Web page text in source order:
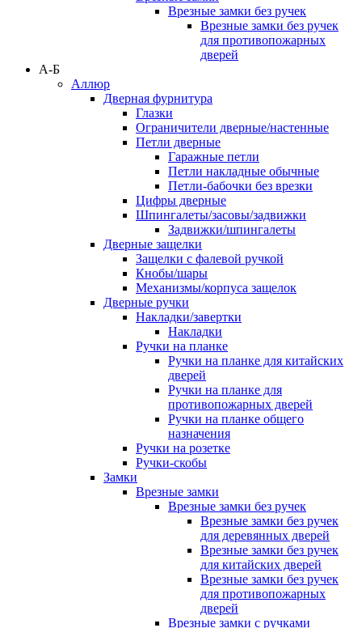
Врезные замки без ручек
Врезные замки без ручек
для противопожарных
дверей
А-Б
Аллюр
Дверная фурнитура
Глазки
Ограничители дверные/настенные
Петли дверные
Гаражные петли
Петли накладные обычные
Петли-бабочки без врезки
Цифры дверные
Шпингалеты/засовы/задвижки
Задвижки/шпингалеты
Дверные защелки
Защелки с фалевой ручкой
Кнобы/шары
Механизмы/корпуса защелок
Дверные ручки
Накладки/завертки
Накладки
Ручки на планке
Ручки на планке для китайских
дверей
Ручки на планке для
противопожарных дверей
Ручки на планке общего
назначения
Ручки на розетке
Ручки-скобы
Замки
Врезные замки
Врезные замки без ручек
Врезные замки без ручек
для деревянных дверей
Врезные замки без ручек
для китайских дверей
Врезные замки без ручек
для противопожарных
дверей
Врезные замки с ручками